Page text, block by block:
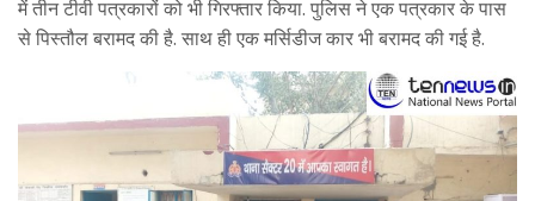
में तीन टीवी पत्रकारों को भी गिरफ्तार किया. पुलिस ने एक पत्रकार के पास
से पिस्तौल बरामद की है. साथ ही एक मर्सिडीज कार भी बरामद की गई है.